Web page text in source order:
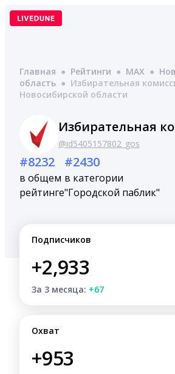
Перейти
Главная ● Рейтинги ● MAX ●
область ● Избирательная
Новосибирской области
@id5405157802_gos
#8232
в общем
рейтинге
#2430
в категории
"Городской паблик"
Подписчиков
+2,933
За 3 месяца: +67
Охват
+953